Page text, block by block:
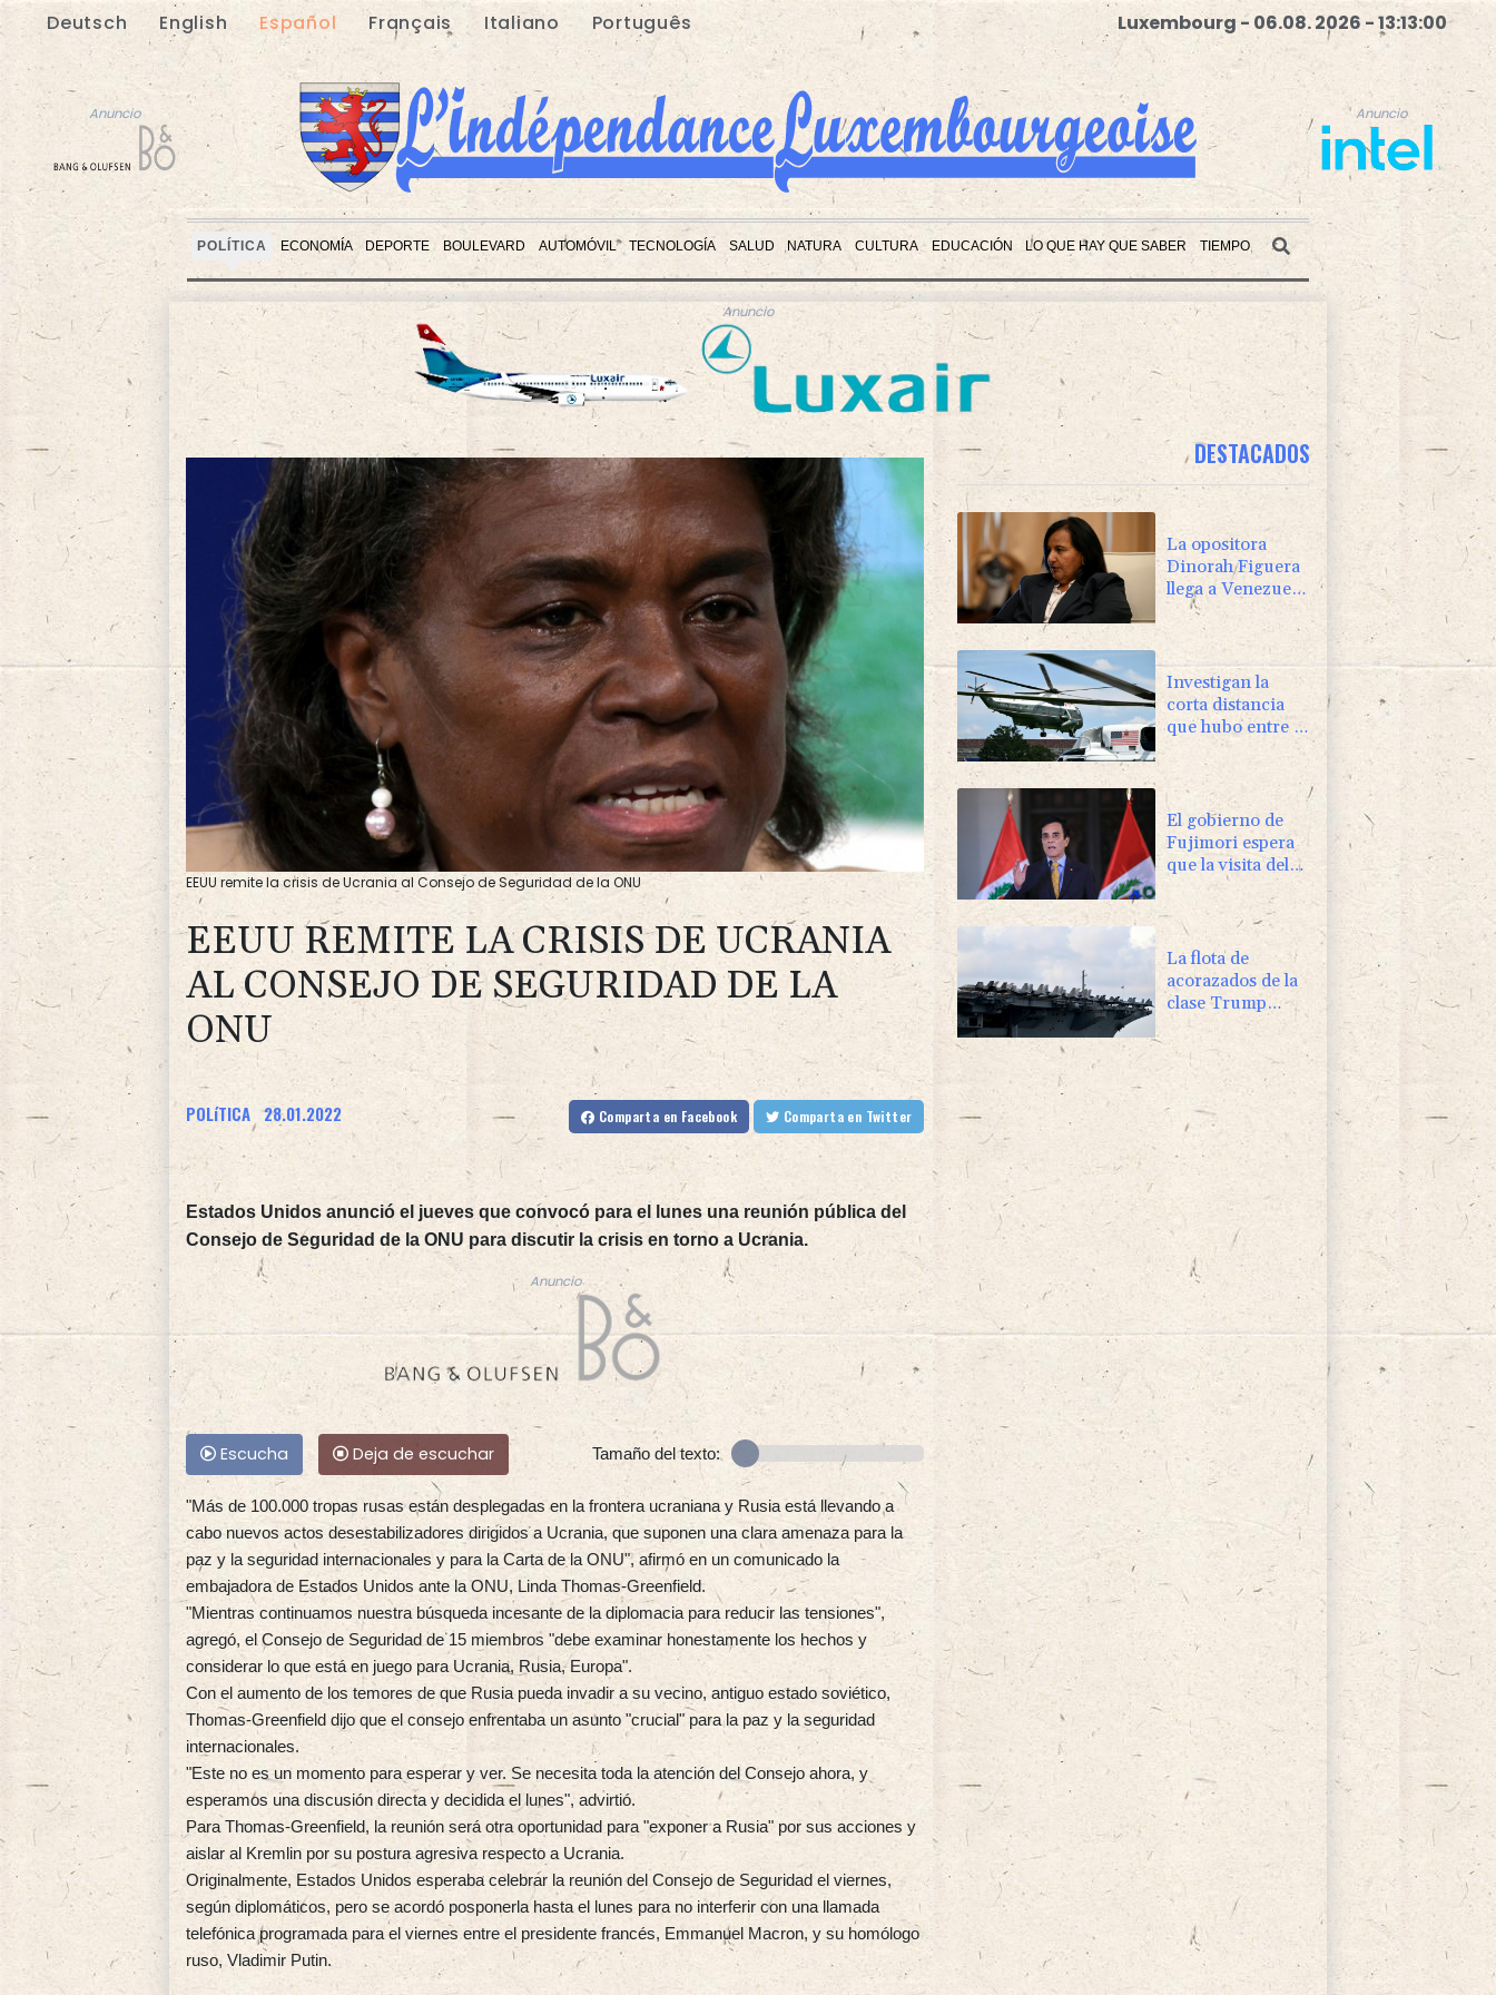
Deutsch English Español Français Italiano Português Luxembourg - 06.08. 2026 - 13:13:01
Anuncio Anuncio
POLÍTICA ECONOMÍA DEPORTE BOULEVARD AUTOMÓVIL TECNOLOGÍA SALUD NATURA CULTURA EDUCACIÓN LO QUE HAY QUE SABER TIEMPO
Anuncio
Anuncio
EEUU remite la crisis de Ucrania al Consejo de Seguridad de la ONU
EEUU REMITE LA CRISIS DE UCRANIA
AL CONSEJO DE SEGURIDAD DE LA
ONU
POLíTICA 28.01.2022 Comparta en Facebook Comparta en Twitter
Estados Unidos anunció el jueves que convocó para el lunes una reunión pública del
Consejo de Seguridad de la ONU para discutir la crisis en torno a Ucrania.
Anuncio
Escucha Deja de escuchar Tamaño del texto:
"Más de 100.000 tropas rusas están desplegadas en la frontera ucraniana y Rusia está llevando a
cabo nuevos actos desestabilizadores dirigidos a Ucrania, que suponen una clara amenaza para la
paz y la seguridad internacionales y para la Carta de la ONU", afirmó en un comunicado la
embajadora de Estados Unidos ante la ONU, Linda Thomas-Greenfield.
"Mientras continuamos nuestra búsqueda incesante de la diplomacia para reducir las tensiones",
agregó, el Consejo de Seguridad de 15 miembros "debe examinar honestamente los hechos y
considerar lo que está en juego para Ucrania, Rusia, Europa".
Con el aumento de los temores de que Rusia pueda invadir a su vecino, antiguo estado soviético,
Thomas-Greenfield dijo que el consejo enfrentaba un asunto "crucial" para la paz y la seguridad
internacionales.
"Este no es un momento para esperar y ver. Se necesita toda la atención del Consejo ahora, y
esperamos una discusión directa y decidida el lunes", advirtió.
Para Thomas-Greenfield, la reunión será otra oportunidad para "exponer a Rusia" por sus acciones y
aislar al Kremlin por su postura agresiva respecto a Ucrania.
Originalmente, Estados Unidos esperaba celebrar la reunión del Consejo de Seguridad el viernes,
según diplomáticos, pero se acordó posponerla hasta el lunes para no interferir con una llamada
telefónica programada para el viernes entre el presidente francés, Emmanuel Macron, y su homólogo
ruso, Vladimir Putin.
DESTACADOS
La opositora
Dinorah Figuera
llega a Venezuela
para el diálogo
con el gobierno
Investigan la
corta distancia
que hubo entre el
helicóptero de
Trump y un
avión comercial
El gobierno de
Fujimori espera
que la visita del
papa motive la
"reconciliación"
en Perú
La flota de
acorazados de la
clase Trump
apunta a ser una
de las más
costosas de la
historia